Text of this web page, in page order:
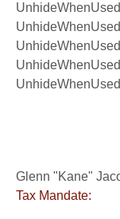
Glenn "Kane"
Tax Mandate: